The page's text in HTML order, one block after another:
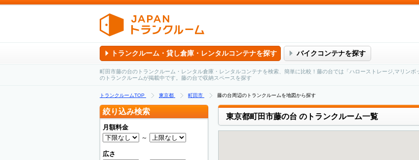
トランクルーム・貸し倉庫・レンタルコンテナを探す バイクコンテナを探す
町田市藤の台のトランクルーム・レンタル倉庫・レンタルコンテナを検索、簡単に比較！藤の台では「ハローストレージ,マリン
のトランクルームが掲載中です。藤の台で収納スペースを探す
トランクルームTOP 東京都 町田市 藤の台周辺のトランクルームを地図から探す
東京都町田市藤の台 のトランクルーム一覧
絞り込み検索
月額料金
～
広さ